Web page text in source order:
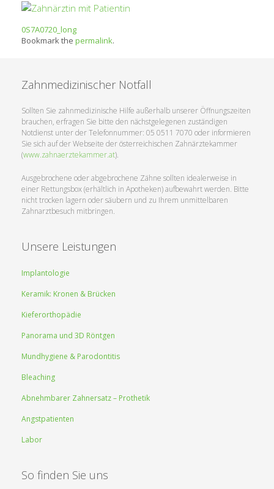
0S7A0720_long
Bookmark the permalink.
Zahnmedizinischer Notfall
Sollten Sie zahnmedizinische Hilfe außerhalb unserer Öffnungszeiten
brauchen, erfragen Sie bitte den nächstgelegenen zuständigen
Notdienst unter der Telefonnummer: 05 0511 7070 oder informieren
Sie sich auf der Webseite der österreichischen Zahnärztekammer
(www.zahnaerztekammer.at).
Ausgebrochene oder abgebrochene Zähne sollten idealerweise in
einer Rettungsbox (erhältlich in Apotheken) aufbewahrt werden. Bitte
nicht trocken lagern oder säubern und zu Ihrem unmittelbaren
Zahnarztbesuch mitbringen.
Unsere Leistungen
Implantologie
Keramik: Kronen & Brücken
Kieferorthopädie
Panorama und 3D Röntgen
Mundhygiene & Parodontitis
Bleaching
Abnehmbarer Zahnersatz – Prothetik
Angstpatienten
Labor
So finden Sie uns